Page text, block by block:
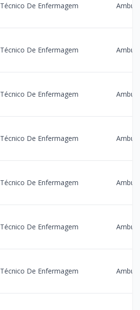
Técnico De Enfermagem
Técnico De Enfermagem
Técnico De Enfermagem
Técnico De Enfermagem
Técnico De Enfermagem
Técnico De Enfermagem
Técnico De Enfermagem